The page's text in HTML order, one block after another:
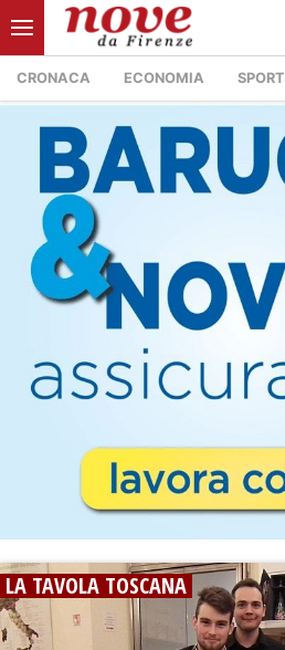
CRONACA ECONOMIA SPORT
LA TAVOLA TOSCANA